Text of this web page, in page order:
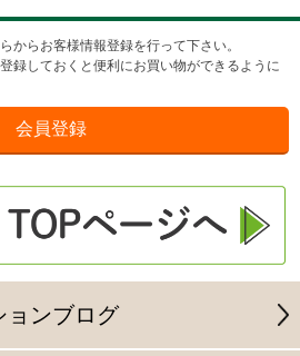
からお客様情報登録を行って下さい。
録しておくと便利にお買い物ができるように
ョンブログ